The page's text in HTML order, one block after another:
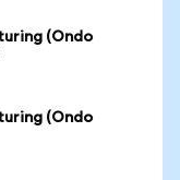
(Ondo
(Ondo